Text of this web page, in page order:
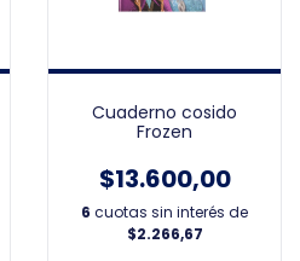
Cuaderno cosido
Frozen
$13.600,00
6 cuotas sin interés de
$2.266,67